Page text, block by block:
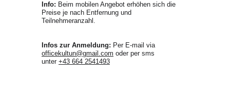
Info: Beim mobilen Angebot erhöhen sich die
Preise je nach Entfernung und
Teilnehmeranzahl.
Infos zur Anmeldung: Per E-mail via
officekultun@gmail.com oder per sms
unter ‭ +43 664 2541493‬